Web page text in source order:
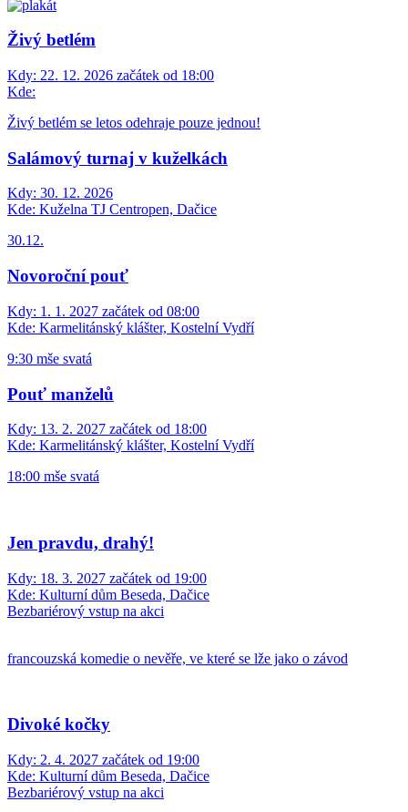
Živý betlém
Kdy: 22. 12. 2026 začátek od 18:00
Kde:
Živý betlém se letos odehraje pouze jednou!
Salámový turnaj v kuželkách
Kdy: 30. 12. 2026
Kde: Kuželna TJ Centropen, Dačice
30.12.
Novoroční pouť
Kdy: 1. 1. 2027 začátek od 08:00
Kde: Karmelitánský klášter, Kostelní Vydří
9:30 mše svatá
Pouť manželů
Kdy: 13. 2. 2027 začátek od 18:00
Kde: Karmelitánský klášter, Kostelní Vydří
18:00 mše svatá
Jen pravdu, drahý!
Kdy: 18. 3. 2027 začátek od 19:00
Kde: Kulturní dům Beseda, Dačice
Bezbariérový vstup na akci
francouzská komedie o nevěře, ve které se lže jako o závod
Divoké kočky
Kdy: 2. 4. 2027 začátek od 19:00
Kde: Kulturní dům Beseda, Dačice
Bezbariérový vstup na akci